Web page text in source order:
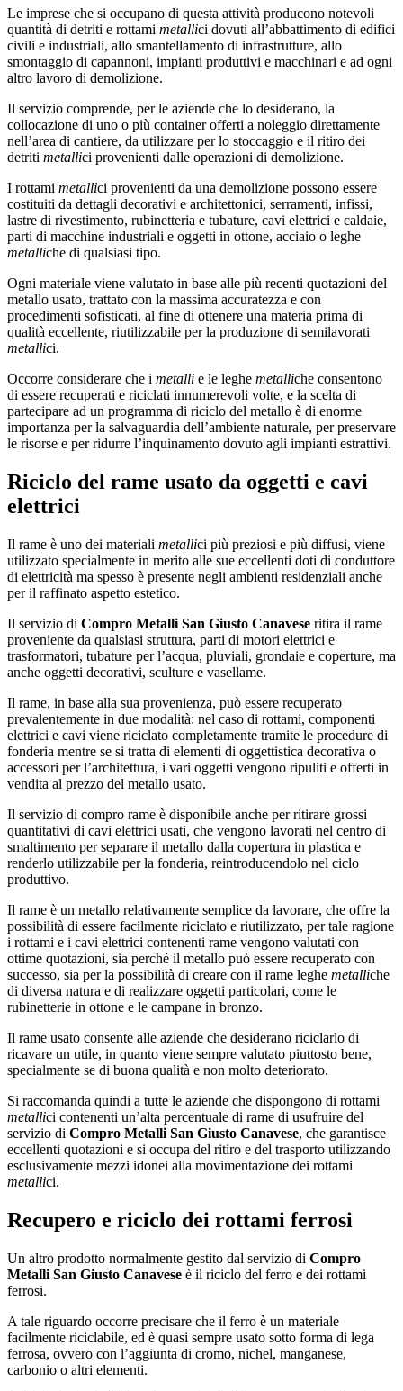
Le imprese che si occupano di questa attività producono notevoli
quantità di detriti e rottami metallici dovuti all’abbattimento di edifici
civili e industriali, allo smantellamento di infrastrutture, allo
smontaggio di capannoni, impianti produttivi e macchinari e ad ogni
altro lavoro di demolizione.
Il servizio comprende, per le aziende che lo desiderano, la
collocazione di uno o più container offerti a noleggio direttamente
nell’area di cantiere, da utilizzare per lo stoccaggio e il ritiro dei
detriti metallici provenienti dalle operazioni di demolizione.
I rottami metallici provenienti da una demolizione possono essere
costituiti da dettagli decorativi e architettonici, serramenti, infissi,
lastre di rivestimento, rubinetteria e tubature, cavi elettrici e caldaie,
parti di macchine industriali e oggetti in ottone, acciaio o leghe
metalliche di qualsiasi tipo.
Ogni materiale viene valutato in base alle più recenti quotazioni del
metallo usato, trattato con la massima accuratezza e con
procedimenti sofisticati, al fine di ottenere una materia prima di
qualità eccellente, riutilizzabile per la produzione di semilavorati
metallici.
Occorre considerare che i metalli e le leghe metalliche consentono
di essere recuperati e riciclati innumerevoli volte, e la scelta di
partecipare ad un programma di riciclo del metallo è di enorme
importanza per la salvaguardia dell’ambiente naturale, per preservare
le risorse e per ridurre l’inquinamento dovuto agli impianti estrattivi.
Riciclo del rame usato da oggetti e cavi
elettrici
Il rame è uno dei materiali metallici più preziosi e più diffusi, viene
utilizzato specialmente in merito alle sue eccellenti doti di conduttore
di elettricità ma spesso è presente negli ambienti residenziali anche
per il raffinato aspetto estetico.
Il servizio di Compro Metalli San Giusto Canavese ritira il rame
proveniente da qualsiasi struttura, parti di motori elettrici e
trasformatori, tubature per l’acqua, pluviali, grondaie e coperture, ma
anche oggetti decorativi, sculture e vasellame.
Il rame, in base alla sua provenienza, può essere recuperato
prevalentemente in due modalità: nel caso di rottami, componenti
elettrici e cavi viene riciclato completamente tramite le procedure di
fonderia mentre se si tratta di elementi di oggettistica decorativa o
accessori per l’architettura, i vari oggetti vengono ripuliti e offerti in
vendita al prezzo del metallo usato.
Il servizio di compro rame è disponibile anche per ritirare grossi
quantitativi di cavi elettrici usati, che vengono lavorati nel centro di
smaltimento per separare il metallo dalla copertura in plastica e
renderlo utilizzabile per la fonderia, reintroducendolo nel ciclo
produttivo.
Il rame è un metallo relativamente semplice da lavorare, che offre la
possibilità di essere facilmente riciclato e riutilizzato, per tale ragione
i rottami e i cavi elettrici contenenti rame vengono valutati con
ottime quotazioni, sia perché il metallo può essere recuperato con
successo, sia per la possibilità di creare con il rame leghe metalliche
di diversa natura e di realizzare oggetti particolari, come le
rubinetterie in ottone e le campane in bronzo.
Il rame usato consente alle aziende che desiderano riciclarlo di
ricavare un utile, in quanto viene sempre valutato piuttosto bene,
specialmente se di buona qualità e non molto deteriorato.
Si raccomanda quindi a tutte le aziende che dispongono di rottami
metallici contenenti un’alta percentuale di rame di usufruire del
servizio di Compro Metalli San Giusto Canavese, che garantisce
eccellenti quotazioni e si occupa del ritiro e del trasporto utilizzando
esclusivamente mezzi idonei alla movimentazione dei rottami
metallici.
Recupero e riciclo dei rottami ferrosi
Un altro prodotto normalmente gestito dal servizio di Compro
Metalli San Giusto Canavese è il riciclo del ferro e dei rottami
ferrosi.
A tale riguardo occorre precisare che il ferro è un materiale
facilmente riciclabile, ed è quasi sempre usato sotto forma di lega
ferrosa, ovvero con l’aggiunta di cromo, nichel, manganese,
carbonio o altri elementi.